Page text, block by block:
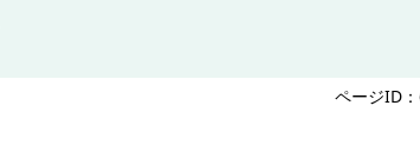
ページID